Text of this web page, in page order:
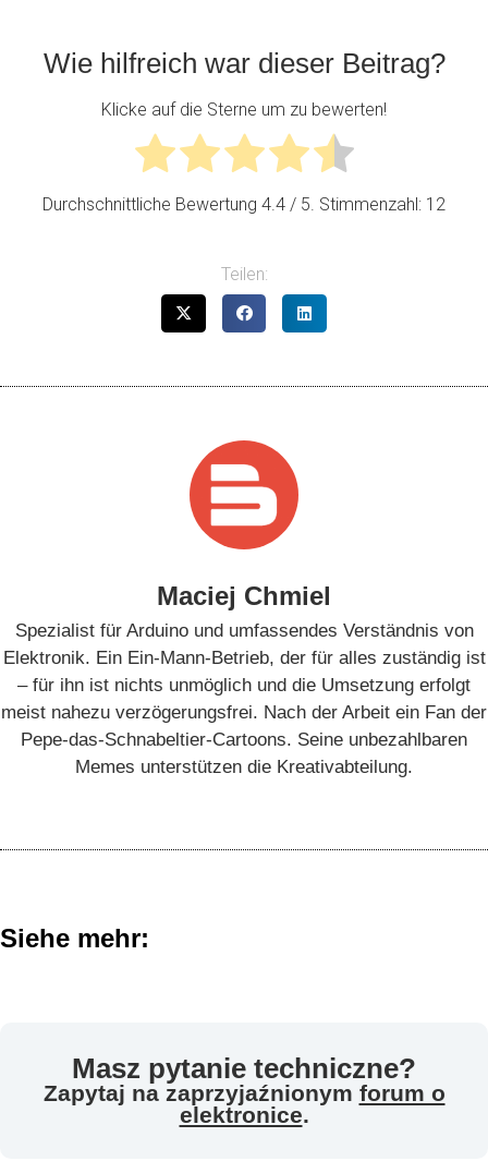
Wie hilfreich war dieser Beitrag?
Klicke auf die Sterne um zu bewerten!
Durchschnittliche Bewertung 4.4 / 5. Stimmenzahl: 12
Teilen:
Maciej Chmiel
Spezialist für Arduino und umfassendes Verständnis von
Elektronik. Ein Ein-Mann-Betrieb, der für alles zuständig ist
– für ihn ist nichts unmöglich und die Umsetzung erfolgt
meist nahezu verzögerungsfrei. Nach der Arbeit ein Fan der
Pepe-das-Schnabeltier-Cartoons. Seine unbezahlbaren
Memes unterstützen die Kreativabteilung.
Siehe mehr:
Masz pytanie techniczne?
Zapytaj na zaprzyjaźnionym forum o
elektronice.